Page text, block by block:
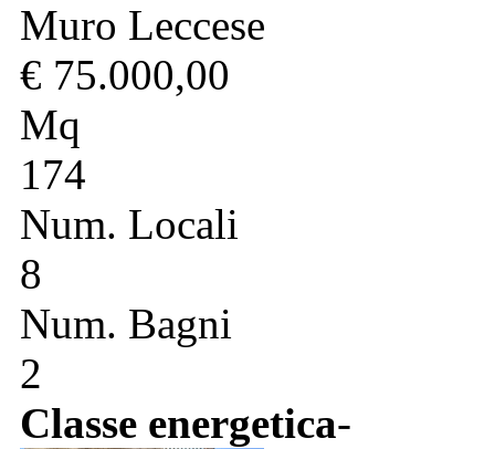
Muro Leccese
€ 75.000,00
Mq
174
Num. Locali
8
Num. Bagni
2
Classe energetica-